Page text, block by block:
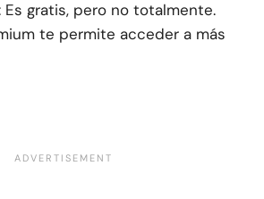
Es gratis, pero no totalmente.
te permite acceder a más